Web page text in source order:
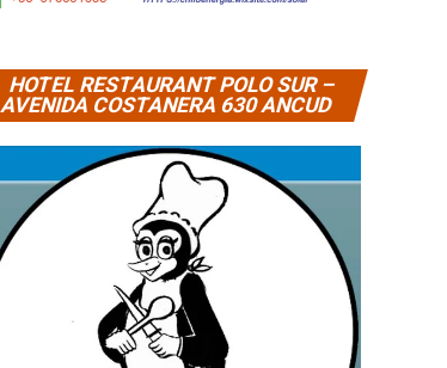
HOTEL RESTAURANT POLO SUR –
AVENIDA COSTANERA 630 ANCUD